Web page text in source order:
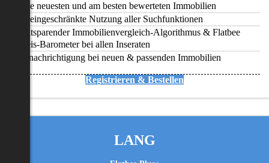
Alle neuesten und am besten bewerteten Immobilien
Uneingeschränkte Nutzung aller Suchfunktionen
Zeitsparender Immobilienvergleich-Algorithmus & Flatbee
Preis-Barometer bei allen Inseraten
Benachrichtigung bei neuen & passenden Immobilien
Registrieren & Bestellen
LANG